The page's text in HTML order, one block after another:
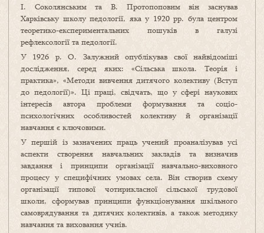
І. Соколянським та В. Протопоповим він заснував
Харківську школу педології, яка у 1920 рр. була центром
теоретико-експериментальних пошуків в галузі
рефлексології та педології.
У 1926 р. О. Залужний опублікував свої найвідоміші
дослідження, серед яких: «Сільська школа. Теорія і
практика», «Методи вивчення дитячого колективу (Вступ
до педології)». Ці праці, свідчать, що у сфері наукових
інтересів автора проблеми формування та соціо-
психологічних особливостей колективу й організації
навчання є ключовими.
У першій із зазначених праць учений проаналізував усі
аспекти створення навчальних закладів та визначив
завдання і принципи організації навчально-виховного
процесу у специфічних умовах села. Він створив схему
організації типової чотирикласної сільської трудової
школи, сформував принципи функціонування шкільного
самоврядування та дитячих колективів, а також методику
навчання та виховання учнів.